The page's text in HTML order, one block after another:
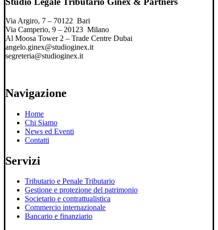
Via Argiro, 7 – 70122 Bari
Via Camperio, 9 – 20123 Milano
Al Moosa Tower 2 – Trade Centre Dubai
angelo.ginex@studioginex.it
segreteria@studioginex.it
Navigazione
Home
Chi Siamo
News ed Eventi
Contatti
Servizi
Tributario e Penale Tributario
Gestione e protezione del patrimonio
Societario e contrattualistica
Commercio internazionale
Bancario e finanziario